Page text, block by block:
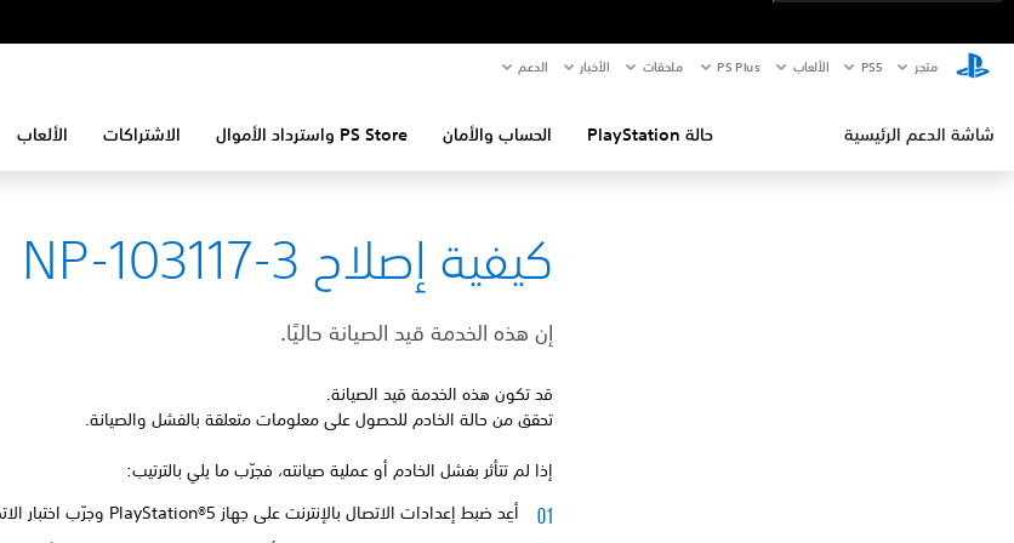
متجر PS5‏ الألعاب PS Plus ملحقات الأخبار الدعم
شاشة الدعم الرئيسية حالة PlayStation الحساب والأمان PS Store واسترداد الأموال الاشتراكات الألعاب
كيفية إصلاح NP-103117-3
إن هذه الخدمة قيد الصيانة حاليًا.
قد تكون هذه الخدمة قيد الصيانة.
تحقق من حالة الخادم للحصول على معلومات متعلقة بالفشل والصيانة.
إذا لم تتأثر بفشل الخادم أو عملية صيانته، فجرّب ما يلي بالترتيب:
أعِد ضبط إعدادات الاتصال بالإنترنت على جهاز PlayStation®5 وجرّب اختبار الاتصال بالإنترنت.